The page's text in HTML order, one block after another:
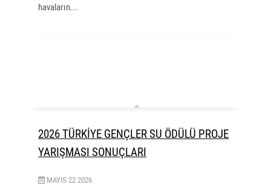
havaların...
2026 TÜRKİYE GENÇLER SU ÖDÜLÜ PROJE
YARIŞMASI SONUÇLARI
MAYIS 22 2026